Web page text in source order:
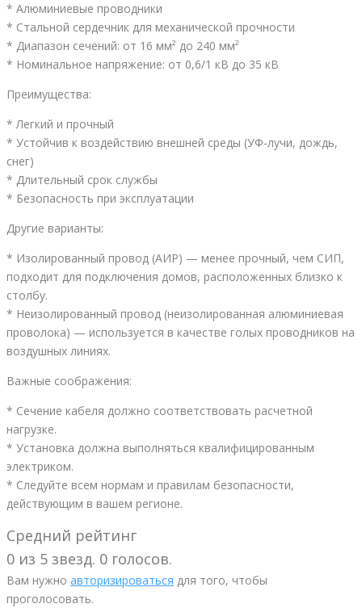
* Алюминиевые проводники
* Стальной сердечник для механической прочности
* Диапазон сечений: от 16 мм² до 240 мм²
* Номинальное напряжение: от 0,6/1 кВ до 35 кВ
Преимущества:
* Легкий и прочный
* Устойчив к воздействию внешней среды (УФ-лучи, дождь,
снег)
* Длительный срок службы
* Безопасность при эксплуатации
Другие варианты:
* Изолированный провод (АИР) — менее прочный, чем СИП,
подходит для подключения домов, расположенных близко к
столбу.
* Неизолированный провод (неизолированная алюминиевая
проволока) — используется в качестве голых проводников на
воздушных линиях.
Важные соображения:
* Сечение кабеля должно соответствовать расчетной
нагрузке.
* Установка должна выполняться квалифицированным
электриком.
* Следуйте всем нормам и правилам безопасности,
действующим в вашем регионе.
Средний рейтинг
0 из 5 звезд. 0 голосов.
Вам нужно авторизироваться для того, чтобы
проголосовать.